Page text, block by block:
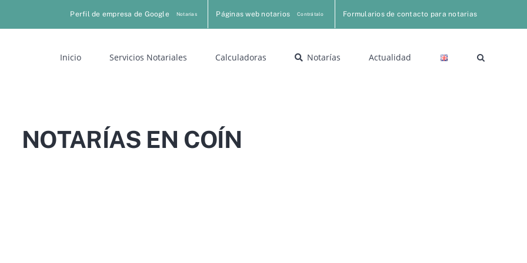
Perfil de empresa de Google Notarias Páginas web notarios Contrátalo Formularios de contacto para notarias
Inicio Servicios Notariales Calculadoras Notarías Actualidad
NOTARÍAS EN COÍN